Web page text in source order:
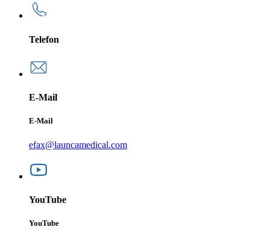
Telefon
E-Mail
E-Mail
efax@launcamedical.com
YouTube
YouTube